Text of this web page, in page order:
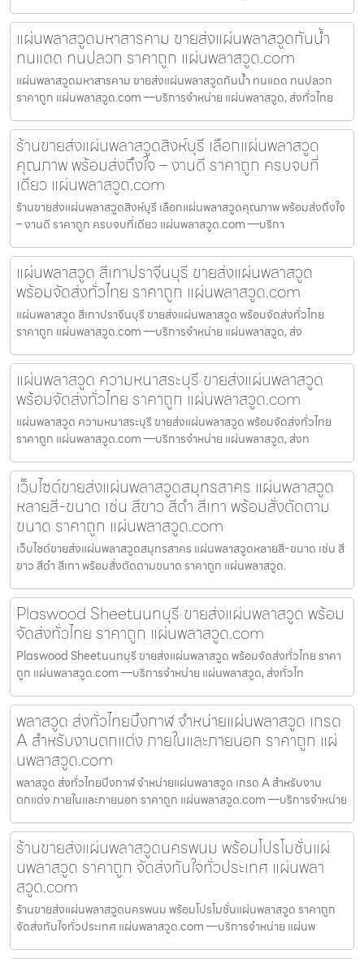
แผ่นพลาสวูดมหาสารคาม ขายส่งแผ่นพลาสวูดกันน้ำ
ทนแดด ทนปลวก ราคาถูก แผ่นพลาสวูด.com
แผ่นพลาสวูดมหาสารคาม ขายส่งแผ่นพลาสวูดกันน้ำ ทนแดด ทนปลวก
ราคาถูก แผ่นพลาสวูด.com —บริการจำหน่าย แผ่นพลาสวูด, ส่งทั่วไทย
ร้านขายส่งแผ่นพลาสวูดสิงห์บุรี เลือกแผ่นพลาสวูด
คุณภาพ พร้อมส่งถึงใจ – งานดี ราคาถูก ครบจบที่
เดียว แผ่นพลาสวูด.com
ร้านขายส่งแผ่นพลาสวูดสิงห์บุรี เลือกแผ่นพลาสวูดคุณภาพ พร้อมส่งถึงใจ
– งานดี ราคาถูก ครบจบที่เดียว แผ่นพลาสวูด.com —บริกา
แผ่นพลาสวูด สีเทาปราจีนบุรี ขายส่งแผ่นพลาสวูด
พร้อมจัดส่งทั่วไทย ราคาถูก แผ่นพลาสวูด.com
แผ่นพลาสวูด สีเทาปราจีนบุรี ขายส่งแผ่นพลาสวูด พร้อมจัดส่งทั่วไทย
ราคาถูก แผ่นพลาสวูด.com —บริการจำหน่าย แผ่นพลาสวูด, ส่ง
แผ่นพลาสวูด ความหนาสระบุรี ขายส่งแผ่นพลาสวูด
พร้อมจัดส่งทั่วไทย ราคาถูก แผ่นพลาสวูด.com
แผ่นพลาสวูด ความหนาสระบุรี ขายส่งแผ่นพลาสวูด พร้อมจัดส่งทั่วไทย
ราคาถูก แผ่นพลาสวูด.com —บริการจำหน่าย แผ่นพลาสวูด, ส่งท
เว็บไซต์ขายส่งแผ่นพลาสวูดสมุทรสาคร แผ่นพลาสวูด
หลายสี-ขนาด เช่น สีขาว สีดำ สีเทา พร้อมสั่งตัดตาม
ขนาด ราคาถูก แผ่นพลาสวูด.com
เว็บไซต์ขายส่งแผ่นพลาสวูดสมุทรสาคร แผ่นพลาสวูดหลายสี-ขนาด เช่น สี
ขาว สีดำ สีเทา พร้อมสั่งตัดตามขนาด ราคาถูก แผ่นพลาสวูด.
Plaswood Sheetนนทบุรี ขายส่งแผ่นพลาสวูด พร้อม
จัดส่งทั่วไทย ราคาถูก แผ่นพลาสวูด.com
Plaswood Sheetนนทบุรี ขายส่งแผ่นพลาสวูด พร้อมจัดส่งทั่วไทย ราคา
ถูก แผ่นพลาสวูด.com —บริการจำหน่าย แผ่นพลาสวูด, ส่งทั่วไท
พลาสวูด ส่งทั่วไทยบึงกาฬ จำหน่ายแผ่นพลาสวูด เกรด
A สำหรับงานตกแต่ง ภายในและภายนอก ราคาถูก แผ่
นพลาสวูด.com
พลาสวูด ส่งทั่วไทยบึงกาฬ จำหน่ายแผ่นพลาสวูด เกรด A สำหรับงาน
ตกแต่ง ภายในและภายนอก ราคาถูก แผ่นพลาสวูด.com —บริการจำหน่าย
ร้านขายส่งแผ่นพลาสวูดนครพนม พร้อมโปรโมชั่นแผ่
นพลาสวูด ราคาถูก จัดส่งทันใจทั่วประเทศ แผ่นพลา
สวูด.com
ร้านขายส่งแผ่นพลาสวูดนครพนม พร้อมโปรโมชั่นแผ่นพลาสวูด ราคาถูก
จัดส่งทันใจทั่วประเทศ แผ่นพลาสวูด.com —บริการจำหน่าย แผ่นพ